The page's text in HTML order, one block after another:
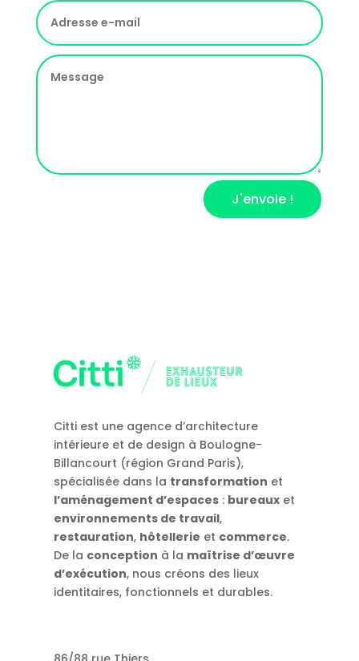
J'envoie !
Citti est une agence d’architecture
intérieure et de design à Boulogne-
Billancourt (région Grand Paris),
spécialisée dans la transformation et
l’aménagement d’espaces : bureaux et
environnements de travail,
restauration, hôtellerie et commerce.
De la conception à la maîtrise d’œuvre
d’exécution, nous créons des lieux
identitaires, fonctionnels et durables.